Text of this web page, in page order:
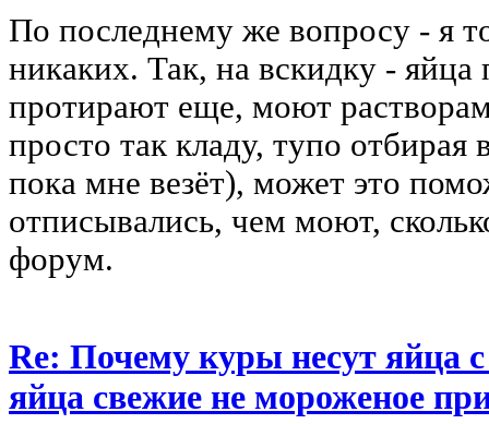
По последнему же вопросу - я
никаких. Так, на вскидку - яйца
протирают еще, моют
просто так кладу, тупо
пока мне везёт), может это
отписывались, чем моют,
форум.
Re: Почему куры несут яйца
яйца свежие не мороженое